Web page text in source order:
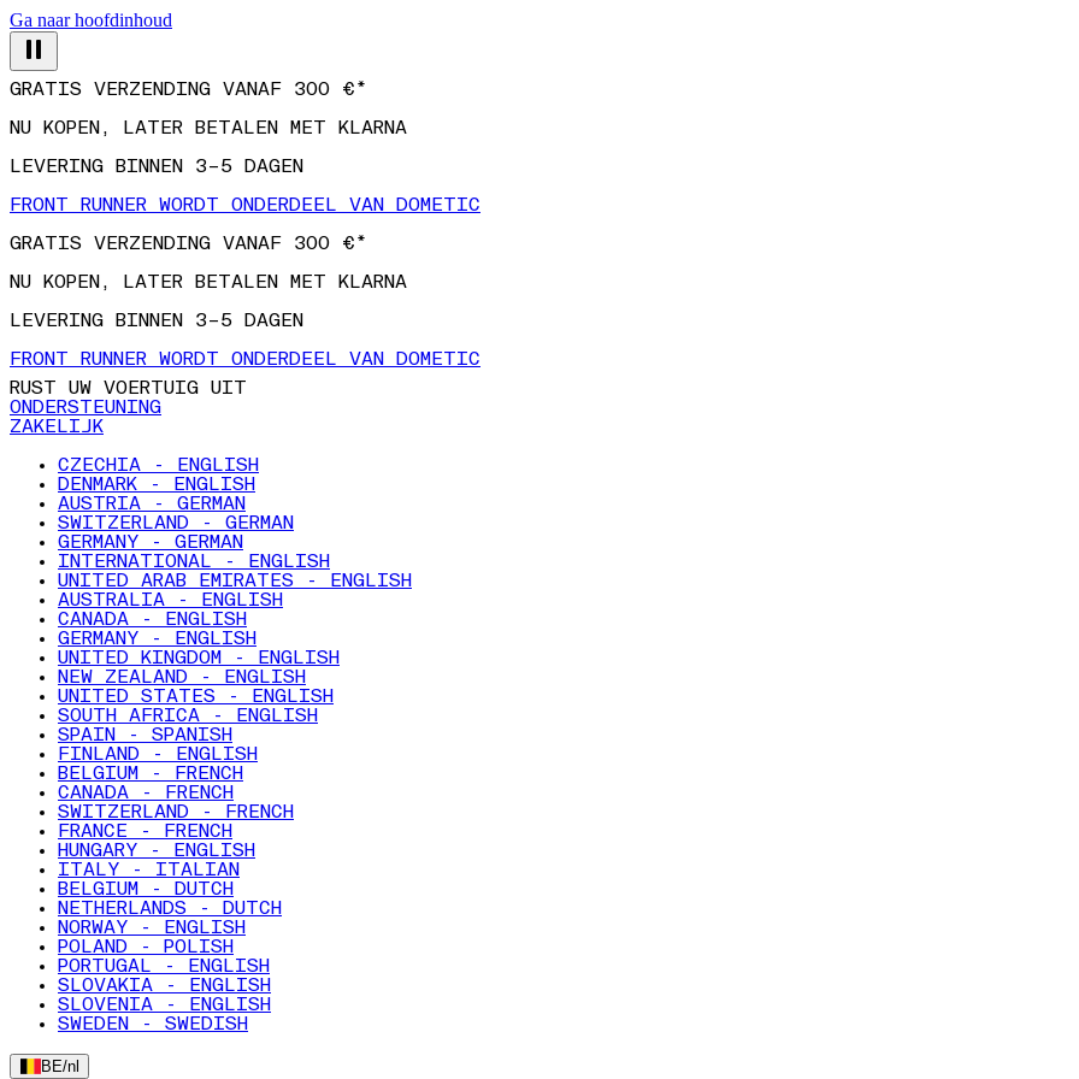
Ga naar hoofdinhoud
GRATIS VERZENDING VANAF 300 €*
NU KOPEN, LATER BETALEN MET KLARNA
LEVERING BINNEN 3–5 DAGEN
FRONT RUNNER WORDT ONDERDEEL VAN DOMETIC
GRATIS VERZENDING VANAF 300 €*
NU KOPEN, LATER BETALEN MET KLARNA
LEVERING BINNEN 3–5 DAGEN
FRONT RUNNER WORDT ONDERDEEL VAN DOMETIC
RUST UW VOERTUIG UIT
ONDERSTEUNING
ZAKELIJK
CZECHIA - ENGLISH
DENMARK - ENGLISH
AUSTRIA - GERMAN
SWITZERLAND - GERMAN
GERMANY - GERMAN
INTERNATIONAL - ENGLISH
UNITED ARAB EMIRATES - ENGLISH
AUSTRALIA - ENGLISH
CANADA - ENGLISH
GERMANY - ENGLISH
UNITED KINGDOM - ENGLISH
NEW ZEALAND - ENGLISH
UNITED STATES - ENGLISH
SOUTH AFRICA - ENGLISH
SPAIN - SPANISH
FINLAND - ENGLISH
BELGIUM - FRENCH
CANADA - FRENCH
SWITZERLAND - FRENCH
FRANCE - FRENCH
HUNGARY - ENGLISH
ITALY - ITALIAN
BELGIUM - DUTCH
NETHERLANDS - DUTCH
NORWAY - ENGLISH
POLAND - POLISH
PORTUGAL - ENGLISH
SLOVAKIA - ENGLISH
SLOVENIA - ENGLISH
SWEDEN - SWEDISH
BE/nl